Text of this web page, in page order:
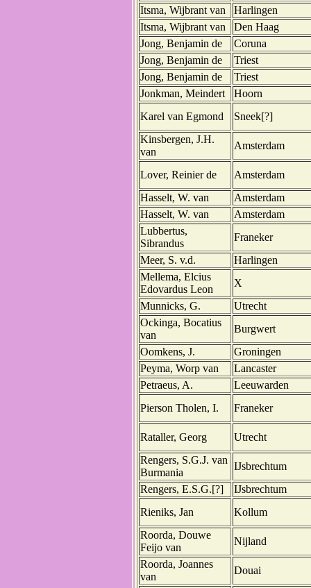
Itsma, Wijbrant van
Harlingen
Itsma, Wijbrant van
Den Haag
Jong, Benjamin de
Coruna
Jong, Benjamin de
Triest
Jong, Benjamin de
Triest
Jonkman, Meindert
Hoorn
Karel van Egmond
Sneek[?]
Kinsbergen, J.H.
van
Amsterdam
Lover, Reinier de
Amsterdam
Hasselt, W. van
Amsterdam
Hasselt, W. van
Amsterdam
Lubbertus,
Sibrandus
Franeker
Meer, S. v.d.
Harlingen
Mellema, Elcius
Edovardus Leon
X
Munnicks, G.
Utrecht
Ockinga, Bocatius
van
Burgwert
Oomkens, J.
Groningen
Peyma, Worp van
Lancaster
Petraeus, A.
Leeuwarden
Pierson Tholen, I.
Franeker
Rataller, Georg
Utrecht
Rengers, S.G.J. van
Burmania
IJsbrechtum
Rengers, E.S.G.[?]
IJsbrechtum
Rieniks, Jan
Kollum
Roorda, Douwe
Feijo van
Nijland
Roorda, Joannes
van
Douai